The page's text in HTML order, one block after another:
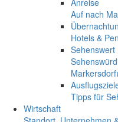
Auf nach
Hotels &
Sehenswert
Markersdorf
Tipps für
Wirtschaft